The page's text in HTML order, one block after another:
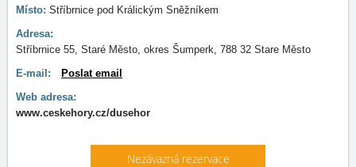
Místo: Stříbrnice pod Králickým Sněžníkem
Adresa:
Stříbrnice 55, Staré Město, okres Šumperk, 788 32 Stare Město
E-mail:
Poslat email
Web adresa:
www.ceskehory.cz/dusehor
Nezávazná rezervace